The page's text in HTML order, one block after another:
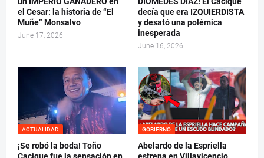
el Cesar: la historia de “El
Muñe” Monsalvo
June 17, 2026
decía que era IZQUIERDISTA
y desató una polémica
inesperada
June 16, 2026
ACTUALIDAD
¡Se robó la boda! Toño
Cacique fue la sensación en
GOBIERNO
Abelardo de la Espriella
estrena en Villavicencio